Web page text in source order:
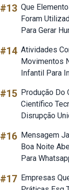
#13 Que
Foram
Para Gerar
#14 Atividades
Movimentos
Infantil Para
#15 Produção Do
Científico
Disrupção
#16 Mensagem
Boa Noite
Para
#17 Empresas